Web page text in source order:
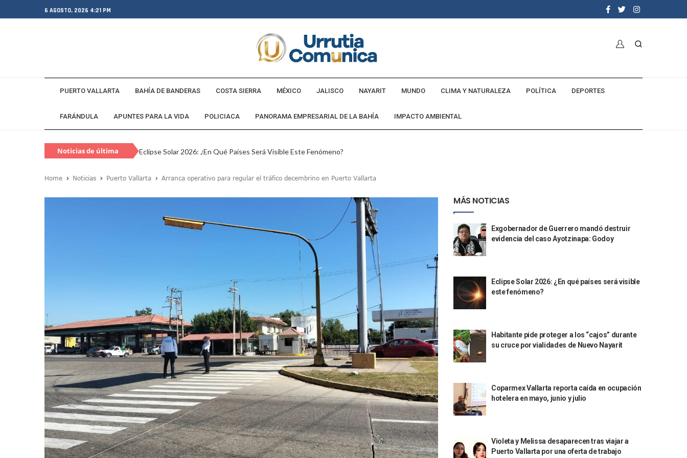
6 AGOSTO, 2026 4:21 PM
PUERTO VALLARTA BAHÍA DE BANDERAS COSTA SIERRA MÉXICO JALISCO NAYARIT MUNDO CLIMA Y NATURALEZA POLÍTICA DEPORTES
FARÁNDULA APUNTES PARA LA VIDA POLICIACA PANORAMA EMPRESARIAL DE LA BAHÍA IMPACTO AMBIENTAL
Noticias de última
Eclipse Solar 2026: ¿En Qué Países Será Visible Este Fenómeno?
Coparmex Vallarta Reporta Caída En Ocupación Hotelera En Mayo, Junio Y Julio
Juan Calderón Pide Oración Para Puerto Vallarta Ante La Virgen De Guadalupe
Jalisco Se Integra A Estrategia Nacional Para Sembrar 6.6 Millones De Árboles
Frustran Presunto Secuestro Virtual De Un Menor De 13 Años En Puerto Vallarta
Infecciones Respiratorias Encabezan Las Principales Causas De Enfermedad En Jalisco
SIOP Moderniza La Casa De La Cultura En Mascota Con Nuevo Auditorio
Van Por La Reorganización De Los Archivos Municipales En Puerto Vallarta
Estados Unidos Endurece Su Combate Al CJNG Con Nuevos Cargos Y Objetivos Prioritarios
Buscan A Wilber Armando Colmenares Márquez, Desaparecido En Puerto Vallarta
Melissa Madero Exige Aclarar Sustento Legal De Las Descargas Residuales Al Mar
Washington Enfrenta Una Emergencia Ambiental Por Incendios Históricos
Avanza Plan Para Construir Estadio De Tritones Vallarta; Será Financiado Por Privados
Nuevas Concesiones De Taxis En Puerto Vallarta, ¿para Quiénes Aplica Y Cómo Tramitarlas?
Mueren Cuatro Personas Tras Explosión De Una Pipa En Tlaquepaque (VIDEO)
Bruno Blancas Lleva El Mensaje De La Cuarta Transformación A Puerto Vallarta Y Tomatlán
Liberan 180 Crías De Iguana Verde En El Estero El Salado Por Su 26 Aniversario
Puerto Vallarta Participa En Los PriceAgencies Awards 2026 En Ciudad De México
Ofrecerán Asesoría Jurídica Gratuita En Puerto Vallarta Para Emprendedores Y Ciudadanía
Juan Solís E Iris Torres Buscan Integrar La Planilla Del PAN Vallarta Para El 2027
Home Noticias Puerto Vallarta Arranca operativo para regular el tráfico decembrino en Puerto Vallarta
MÁS NOTICIAS
Exgobernador de Guerrero mandó destruir
evidencia del caso Ayotzinapa: Godoy
Eclipse Solar 2026: ¿En qué países será visible
este fenómeno?
Habitante pide proteger a los “cajos” durante
su cruce por vialidades de Nuevo Nayarit
Coparmex Vallarta reporta caída en ocupación
hotelera en mayo, junio y julio
Violeta y Melissa desaparecen tras viajar a
Puerto Vallarta por una oferta de trabajo